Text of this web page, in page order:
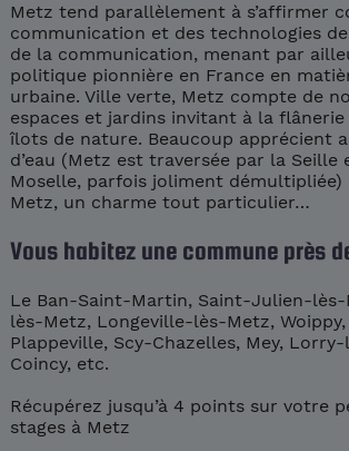
Metz tend parallèlement à s’affirmer
communication et des technologies
de la communication, menant par
politique pionnière en France en
urbaine. Ville verte, Metz compte de
espaces et jardins invitant à la
îlots de nature. Beaucoup apprécient
d’eau (Metz est traversée par la Seille
Moselle, parfois joliment
Metz, un charme tout particulier…
Vous habitez une commune près
Le Ban-Saint-Martin, Saint-Julien-
lès-Metz, Longeville-lès-Metz, Woippy,
Plappeville, Scy-Chazelles, Mey,
Coincy, etc.
Récupérez jusqu’à 4 points sur votre
stages à Metz